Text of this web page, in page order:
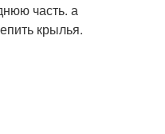
часть. а
крылья.